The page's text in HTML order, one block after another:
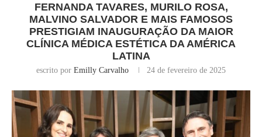
FERNANDA TAVARES, MURILO ROSA,
MALVINO SALVADOR E MAIS FAMOSOS
PRESTIGIAM INAUGURAÇÃO DA MAIOR
CLÍNICA MÉDICA ESTÉTICA DA AMÉRICA
LATINA
escrito por Emilly Carvalho 24 de fevereiro de 2025